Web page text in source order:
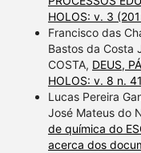
HOLOS: v. 3
Francisco das
Bastos da Costa
COSTA, DEUS,
HOLOS: v. 8 n.
Lucas Pereira
José Mateus do
de química do
acerca dos